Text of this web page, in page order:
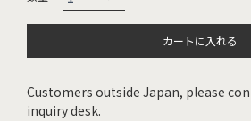
カートに入れる
Customers outside Japan, please
inquiry desk.